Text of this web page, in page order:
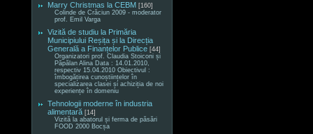
Marry Christmas la CEBM [160]
Colinde de Crăciun 2009 - moderator
prof. Emil Varga
Vizită de studiu la Primăria
Municipiului Reșița și la Direcția
Generală a Finanțelor Publice [44]
Organizatori prof. Claudia Stoiconi și
Păpălan Alina Data : 14.01.2010,
respectiv 15.04.2010 Obiectivul :
îmbogățirea cunoștiințelor în
specializarea clasei și achiziția de noi
experiențe în domeniu
Tehnologii moderne în industria
alimentară [14]
Vizită la abatorul și ferma de păsări
FOOD 2000 Bocșa